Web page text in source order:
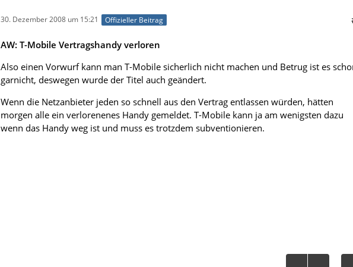
30. Dezember 2008 um 15:21 Offizieller Beitrag
AW: T-Mobile Vertragshandy verloren
Also einen Vorwurf kann man T-Mobile sicherlich nicht machen und Betrug ist es
garnicht, deswegen wurde der Titel auch geändert.
Wenn die Netzanbieter jeden so schnell aus den Vertrag entlassen würden, hätten
morgen alle ein verlorenenes Handy gemeldet. T-Mobile kann ja am wenigsten dazu
wenn das Handy weg ist und muss es trotzdem subventionieren.